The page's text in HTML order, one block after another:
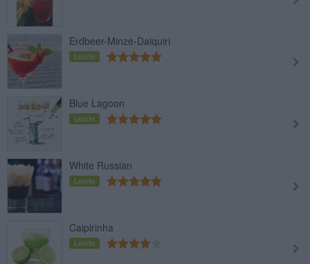
Erdbeer-Minze-Daiquiri
Leicht
Blue Lagoon
Leicht
White Russian
Leicht
Caipirinha
Leicht